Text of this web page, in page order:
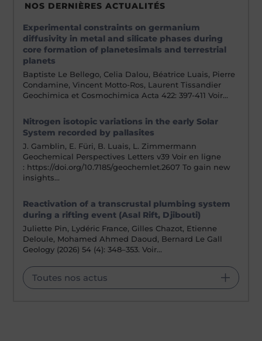
NOS DERNIÈRES ACTUALITÉS
Experimental constraints on germanium
diffusivity in metal and silicate phases during
core formation of planetesimals and terrestrial
planets
Baptiste Le Bellego, Celia Dalou, Béatrice Luais, Pierre
Condamine, Vincent Motto-Ros, Laurent Tissandier
Geochimica et Cosmochimica Acta 422: 397-411 Voir…
Nitrogen isotopic variations in the early Solar
System recorded by pallasites
J. Gamblin, E. Füri, B. Luais, L. Zimmermann
Geochemical Perspectives Letters v39 Voir en ligne
: https://doi.org/10.7185/geochemlet.2607 To gain new
insights…
Reactivation of a transcrustal plumbing system
during a rifting event (Asal Rift, Djibouti)
Juliette Pin, Lydéric France, Gilles Chazot, Etienne
Deloule, Mohamed Ahmed Daoud, Bernard Le Gall
Geology (2026) 54 (4): 348–353. Voir…
Toutes nos actus